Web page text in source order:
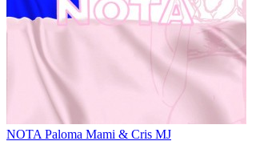
NOTA Paloma Mami & Cris MJ